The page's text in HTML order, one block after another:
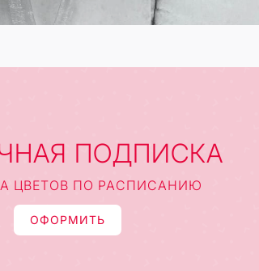
ПОДПИСКА
ЦВЕТОВ ПО РАСПИСАНИЮ
ОФОРМИТЬ